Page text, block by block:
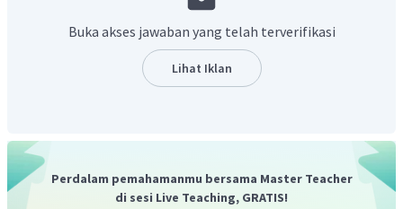
Buka akses jawaban yang telah terverifikasi
Lihat Iklan
Perdalam pemahamanmu bersama Master Teacher
di sesi Live Teaching, GRATIS!